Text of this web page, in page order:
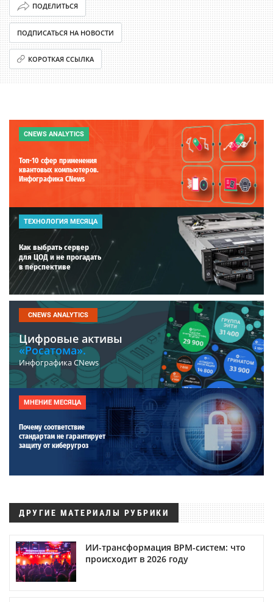
ПОДЕЛИТЬСЯ
ПОДПИСАТЬСЯ НА НОВОСТИ
КОРОТКАЯ ССЫЛКА
CNEWS ANALYTICS
Топ-10 сфер применения
квантовых компьютеров.
Инфографика CNews
ТЕХНОЛОГИЯ МЕСЯЦА
Как выбрать сервер
для ЦОД и не прогадать
в перспективе
CNEWS ANALYTICS
Цифровые активы
«Росатома».
Инфографика CNews
МНЕНИЕ МЕСЯЦА
Почему соответствие
стандартам не гарантирует
защиту от киберугроз
ДРУГИЕ МАТЕРИАЛЫ РУБРИКИ
ИИ-трансформация BPM-систем: что
происходит в 2026 году